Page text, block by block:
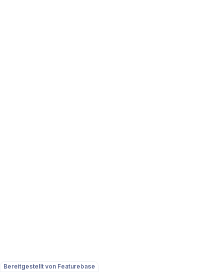
Bereitgestellt von Featurebase